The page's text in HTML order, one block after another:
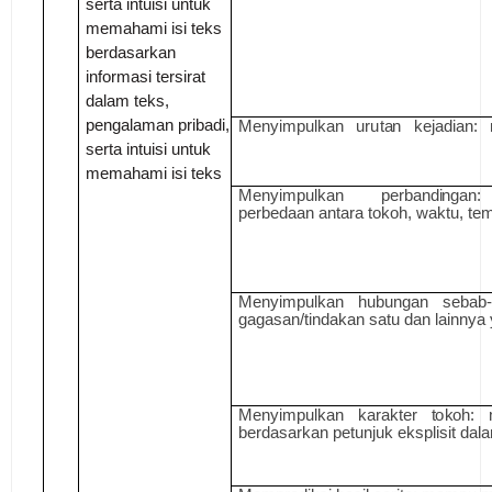
serta intuisi untuk
memahami isi teks
berdasarkan
informasi tersirat
dalam teks,
pengalaman pribadi,
serta intuisi untuk
memahami isi teks
Menyimpulkan urutan kejadian:
Menyimpulkan perbandinga
perbedaanantaratokoh, waktu, te
Menyimpulkan hubungan sebab-
gagasan/tindakan satu danlainnya
Menyimpulkan karakter tokoh:
berdasarkan petunjuk eksplisit dala